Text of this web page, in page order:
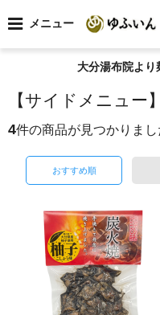
メニュー
大分湯布院よ
【サイドメニュー
4件の商品が見つかりまし
おすすめ順